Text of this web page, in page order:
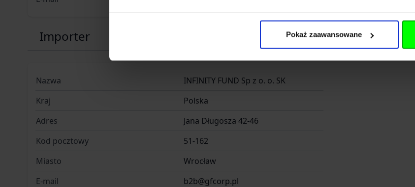
Pokaż zaawansowane
Importer
Nazwa
INFINITY FUND Sp z o. o. SK
Kraj
Polska
Adres
Jana Długosza 42-46
Kod pocztowy
51-162
Miasto
Wrocław
E-mail
b2b@gfcorp.pl